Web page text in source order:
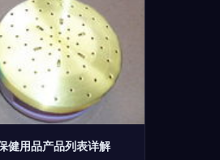
健用品产品列表详解